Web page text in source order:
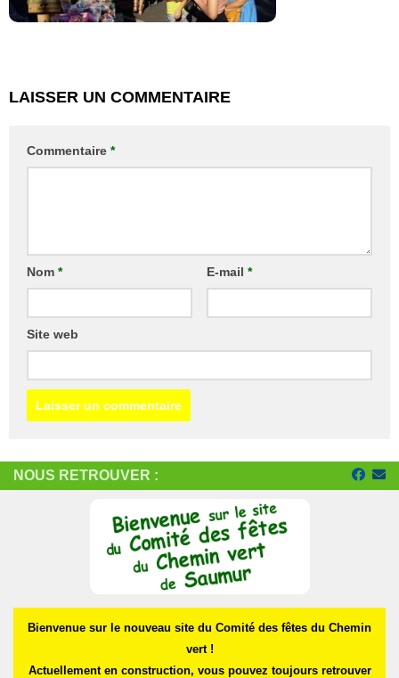
LAISSER UN COMMENTAIRE
Commentaire *
Nom * E-mail *
Site web
NOUS RETROUVER :
Bienvenue sur le nouveau site du Comité des fêtes du Chemin
vert !
Actuellement en construction, vous pouvez toujours retrouver